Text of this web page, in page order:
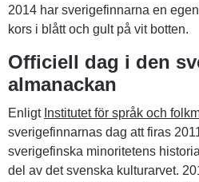
2014 har sverigefinnarna en
kors i blått och gult på vit botten.
Officiell dag i den
almanackan
Enligt Institutet för språk och
sverigefinnarnas dag att firas
sverigefinska minoritetens
del av det svenska kulturarvet.